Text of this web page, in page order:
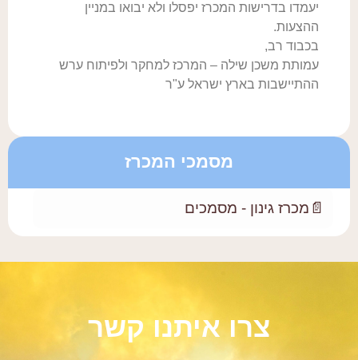
מסמכי המכרז
📄 מכרז גינון - מסמכים
יעמדו בדרישות המכרז יפסלו ולא יבואו במניין
ההצעות.
בכבוד רב,
עמותת משכן שילה – המרכז למחקר ולפיתוח ערש
ההתיישבות בארץ ישראל ע"ר
צרו איתנו קשר